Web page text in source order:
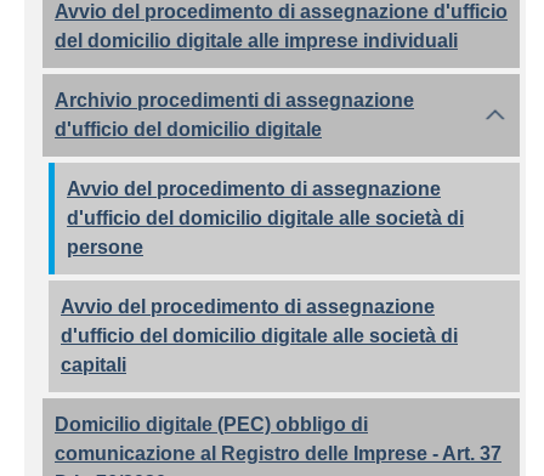
Avvio del procedimento di assegnazione d'ufficio
del domicilio digitale alle imprese individuali
Archivio procedimenti di assegnazione
d'ufficio del domicilio digitale
Avvio del procedimento di assegnazione
d'ufficio del domicilio digitale alle società di
persone
Avvio del procedimento di assegnazione
d'ufficio del domicilio digitale alle società di
capitali
Domicilio digitale (PEC) obbligo di
comunicazione al Registro delle Imprese - Art. 37